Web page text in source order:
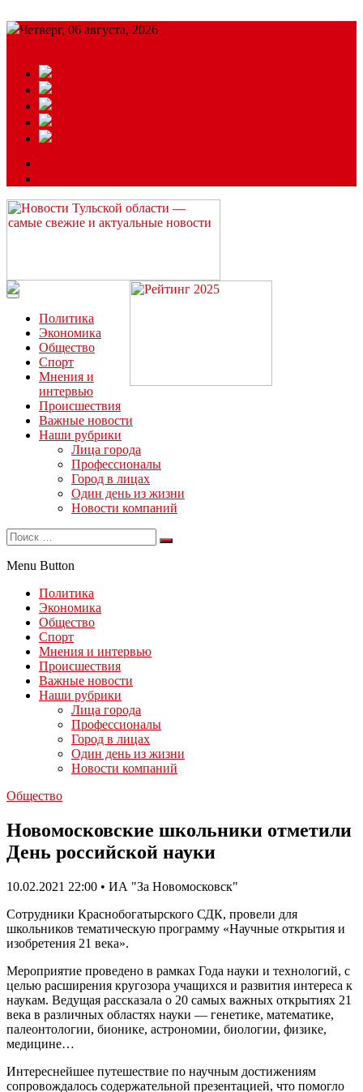
Четверг, 06 августа, 2026
Читайте последние новости дня в Тульской области на сайте
“ЗаНовомосковск”
Политика
Экономика
Общество
Спорт
Мнения и
интервью
Происшествия
Важные новости
Наши рубрики
Лица города
Профессионалы
Город в лицах
Один день из жизни
Новости компаний
Menu Button
Политика
Экономика
Общество
Спорт
Мнения и интервью
Происшествия
Важные новости
Наши рубрики
Лица города
Профессионалы
Город в лицах
Один день из жизни
Новости компаний
Общество
Новомосковские школьники отметили
День российской науки
10.02.2021 22:00 • ИА "За Новомосковск"
Сотрудники Краснобогатырского СДК, провели для
школьников тематическую программу «Научные открытия и
изобретения 21 века».
Мероприятие проведено в рамках Года науки и технологий, с
целью расширения кругозора учащихся и развития интереса к
наукам. Ведущая рассказала о 20 самых важных открытиях 21
века в различных областях науки — генетике, математике,
палеонтологии, бионике, астрономии, биологии, физике,
медицине…
Интереснейшее путешествие по научным достижениям
сопровождалось содержательной презентацией, что помогло